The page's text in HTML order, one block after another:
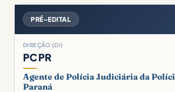
PRÉ-EDITAL
DIREÇÃO (DI)
PC PR
Agente de Polícia Judiciária da
Paraná